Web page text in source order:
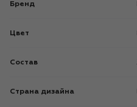
Бренд
Цвет
Состав
Страна дизайна